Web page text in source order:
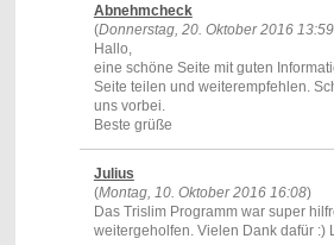
Abnehmcheck
(Donnerstag, 20. Oktober 2016 13:59
Hallo,
eine schöne Seite mit guten
Seite teilen und weiterempfehlen.
uns vorbei.
Beste grüße
Julius
(Montag, 10. Oktober 2016 16:08)
Das Trislim Programm war super
weitergeholfen. Vielen Dank dafür :)